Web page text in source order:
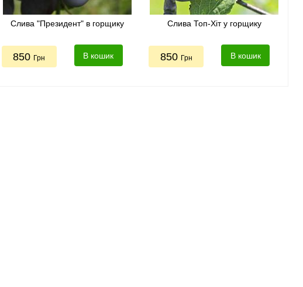
Слива "Президент" в горщику
850 Грн В кошик
Слива Топ-Хіт у горщику
850 Грн В кошик